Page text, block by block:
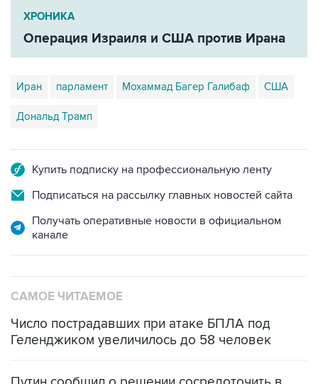
Операция Израиля и США против Ирана
Иран парламент Мохаммад Багер Галибаф США
Дональд Трамп
Подписаться на рассылку главных новостей сайта
Получать оперативные новости в официальном
Число пострадавших при атаке БПЛА под
Путин сообщил о решении сосредоточить в